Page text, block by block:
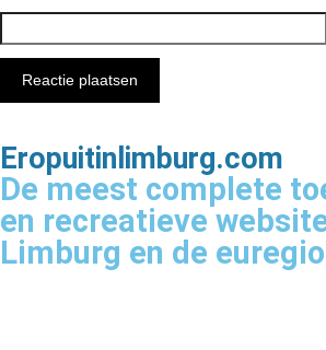
Eropuitinlimburg.com
De meest complete
en recreatieve
Limburg en de